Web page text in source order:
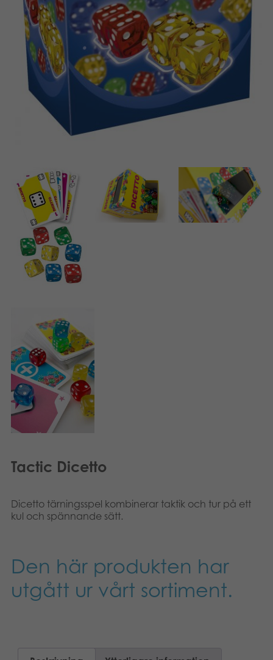
Böcker
Arkiverade produkter
Applikationer
Suomi
Dansk
Nederlands
Norsk
Tactic Dicetto
Dicetto tärningsspel kombinerar taktik och tur på ett
kul och spännande sätt.
Den här produkten har
utgått ur vårt sortiment.